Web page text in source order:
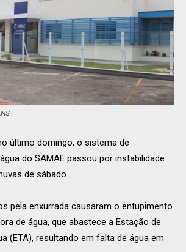
último domingo, o sistema de
do SAMAE passou por instabilidade
de sábado.
pela enxurrada causaram o entupimento
de água, que abastece a Estação de
(ETA), resultando em falta de água em